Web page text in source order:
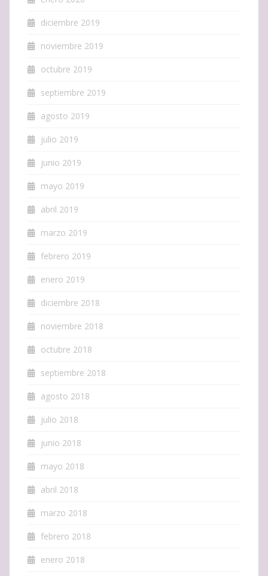
diciembre 2019
noviembre 2019
octubre 2019
septiembre 2019
agosto 2019
julio 2019
junio 2019
mayo 2019
abril 2019
marzo 2019
febrero 2019
enero 2019
diciembre 2018
noviembre 2018
octubre 2018
septiembre 2018
agosto 2018
julio 2018
junio 2018
mayo 2018
abril 2018
marzo 2018
febrero 2018
enero 2018